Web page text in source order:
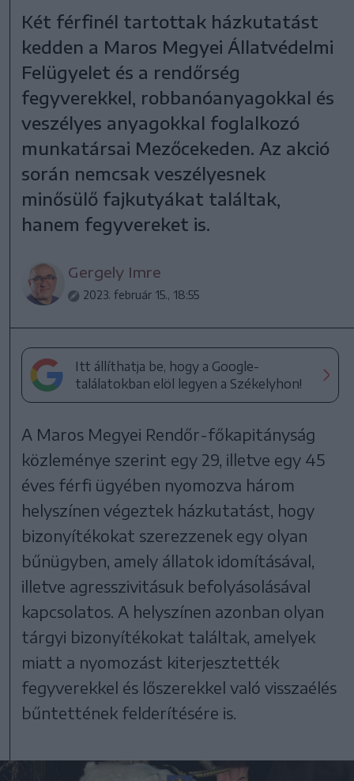
Két férfinél tartottak házkutatást
kedden a Maros Megyei Állatvédelmi
Felügyelet és a rendőrség
fegyverekkel, robbanóanyagokkal és
veszélyes anyagokkal foglalkozó
munkatársai Mezőcekeden. Az akció
során nemcsak veszélyesnek
minősülő fajkutyákat találtak,
hanem fegyvereket is.
Gergely Imre
2023. február 15., 18:55
Itt állíthatja be, hogy a Google-
találatokban elöl legyen a Székelyhon!
A Maros Megyei Rendőr-főkapitányság
közleménye szerint egy 29, illetve egy 45
éves férfi ügyében nyomozva három
helyszínen végeztek házkutatást, hogy
bizonyítékokat szerezzenek egy olyan
bűnügyben, amely állatok idomításával,
illetve agresszivitásuk befolyásolásával
kapcsolatos. A helyszínen azonban olyan
tárgyi bizonyítékokat találtak, amelyek
miatt a nyomozást kiterjesztették
fegyverekkel és lőszerekkel való visszaélés
bűntettének felderítésére is.